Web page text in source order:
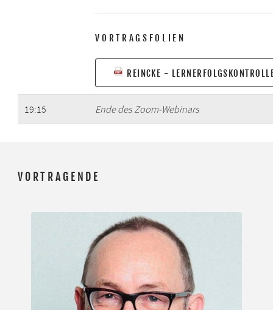
VORTRAGSFOLIEN
REINCKE -
19:15 Ende des Zoom-Webinars
VORTRAGENDE